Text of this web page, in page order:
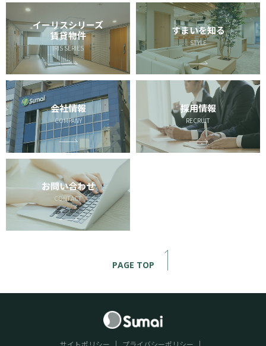
イーリスシリーズ
賃貸物件
IRIS SERIES
すまいを知る
STYLE
会社情報
COMPANY
採用情報
RECRUIT
お問い合わせ
CONTACT
PAGE TOP